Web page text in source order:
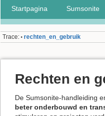
Startpagina Sumsonite
Trace: • rechten_en_gebruik
Rechten en
De Sumsonite-handleiding
beter onderbouwd en